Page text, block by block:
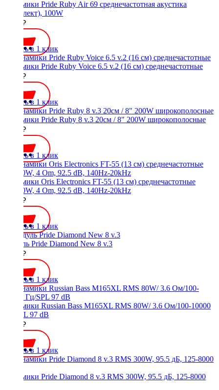
Динамики Pride Ruby Air 69 среднечастотная акустика
(комплект), 100W
4500 ₽
Купить в 1 клик
Динамики Pride Ruby Voice 6.5 v.2 (16 см) среднечастотные
4900 ₽
Купить в 1 клик
Динамики Pride Ruby 8 v.3 20см / 8" 200W широкополосные
9190 ₽
Купить в 1 клик
Динамики Oris Electronics FT-55 (13 см) среднечастотные
90/180W, 4 Om, 92.5 dB, 140Hz-20kHz
3300 ₽
Купить в 1 клик
Модуль Pride Diamond New 8 v.3
2300 ₽
Купить в 1 клик
Динамики Russian Bass M165XL RMS 80W/ 3.6 Ом/100-10000
Гц/SPL 97 dB
5490 ₽
Купить в 1 клик
Динамики Pride Diamond 8 v.3 RMS 300W, 95.5 дБ, 125-8000